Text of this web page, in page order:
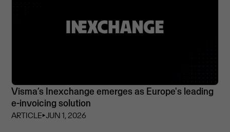
Visma’s Inexchange emerges as Europe's leading
e-invoicing solution
ARTICLE⏵JUN 1, 2026